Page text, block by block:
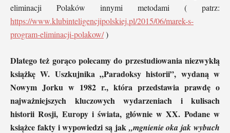
eliminacji Polaków innymi metodami ( patrz:
https://www.klubinteligencjipolskiej.pl/2015/06/marek-s-
program-eliminacji-polakow/)
Dlatego też gorąco polecamy do przestudiowania niezwykłą
książkę W. Uszkujnika „Paradoksy historii”, wydaną w
Nowym Jorku w 1982 r., która przedstawia prawdę o
najważniejszych kluczowych wydarzeniach i kulisach
historii Rosji, Europy i świata, głównie w XX. Podane w
książce fakty i wypowiedzi są jak „mgnienie oka jak wybuch